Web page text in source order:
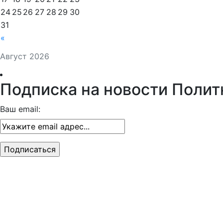
Август 2026
«
24 25 26 27 28 29 30
31
Подписка на новости
Ваш email: